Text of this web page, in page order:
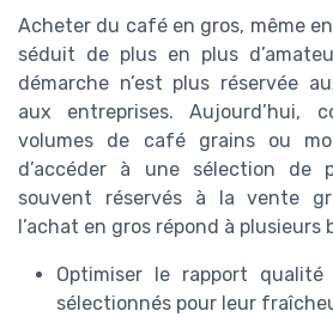
Acheter du café en gros, même
séduit de plus en plus
démarche n’est plus réservée
aux entreprises. Aujourd’hui,
volumes de café grains ou
d’accéder à une sélection de
souvent réservés à la vente
l’achat en gros répond à plusieurs
Optimiser le rapport
sélectionnés pour leur